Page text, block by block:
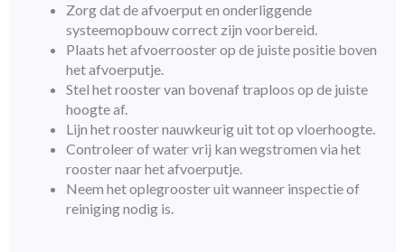
Zorg dat de afvoerput en onderliggende
systeemopbouw correct zijn voorbereid.
Plaats het afvoerrooster op de juiste positie boven
het afvoerputje.
Stel het rooster van bovenaf traploos op de juiste
hoogte af.
Lijn het rooster nauwkeurig uit tot op vloerhoogte.
Controleer of water vrij kan wegstromen via het
rooster naar het afvoerputje.
Neem het oplegrooster uit wanneer inspectie of
reiniging nodig is.